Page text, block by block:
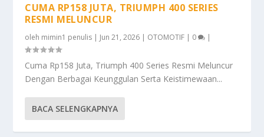
CUMA RP158 JUTA, TRIUMPH 400 SERIES
RESMI MELUNCUR
oleh mimin1 penulis | Jun 21, 2026 | OTOMOTIF | 0 |
Cuma Rp158 Juta, Triumph 400 Series Resmi Meluncur
Dengan Berbagai Keunggulan Serta Keistimewaan...
BACA SELENGKAPNYA